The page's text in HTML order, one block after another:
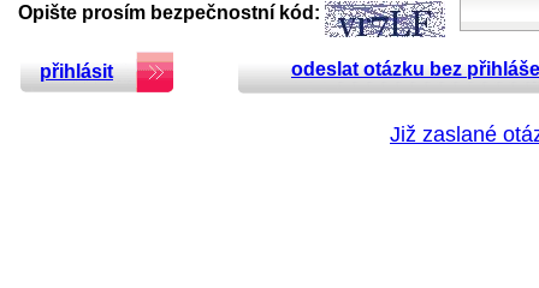
Opište prosím bezpečnostní kód:
přihlásit odeslat otázku bez
Již zaslané